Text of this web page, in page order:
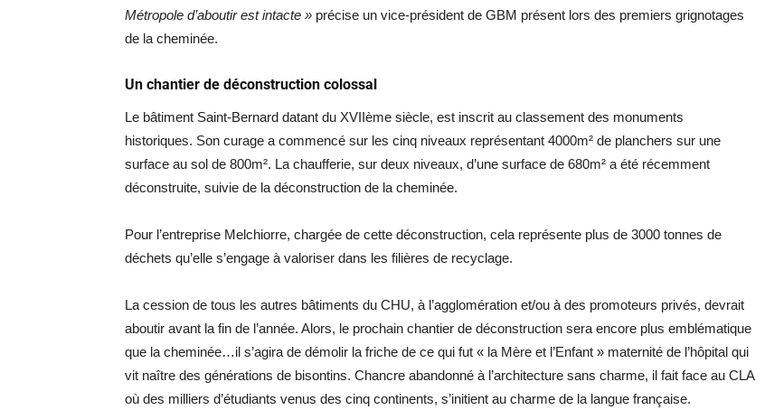
Métropole d’aboutir est intacte » précise un vice-président de GBM présent lors des premiers grignotages
de la cheminée.
Un chantier de déconstruction colossal
Le bâtiment Saint-Bernard datant du XVIIème siècle, est inscrit au classement des monuments
historiques. Son curage a commencé sur les cinq niveaux représentant 4000m² de planchers sur une
surface au sol de 800m². La chaufferie, sur deux niveaux, d’une surface de 680m² a été récemment
déconstruite, suivie de la déconstruction de la cheminée.
Pour l’entreprise Melchiorre, chargée de cette déconstruction, cela représente plus de 3000 tonnes de
déchets qu’elle s’engage à valoriser dans les filières de recyclage.
La cession de tous les autres bâtiments du CHU, à l’agglomération et/ou à des promoteurs privés, devrait
aboutir avant la fin de l’année. Alors, le prochain chantier de déconstruction sera encore plus emblématique
que la cheminée…il s’agira de démolir la friche de ce qui fut « la Mère et l’Enfant » maternité de l’hôpital qui
vit naître des générations de bisontins. Chancre abandonné à l’architecture sans charme, il fait face au CLA
où des milliers d’étudiants venus des cinq continents, s’initient au charme de la langue française.